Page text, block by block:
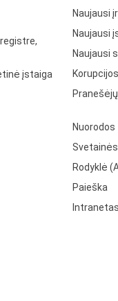
įstaiga
Naujausi
Naujausi
Naujausi
Nuorodos
Rodyklė
Paieška
Intranetas